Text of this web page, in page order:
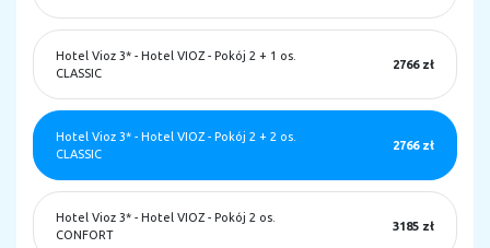
Hotel Vioz 3* - Hotel VIOZ - Pokój 2 + 1 os.
CLASSIC
2766 zł
Hotel Vioz 3* - Hotel VIOZ - Pokój 2 + 2 os.
CLASSIC
2766 zł
Hotel Vioz 3* - Hotel VIOZ - Pokój 2 os.
CONFORT
3185 zł